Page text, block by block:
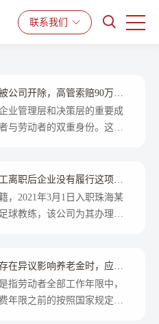
解决方案 资源中心
联系我们
公司开除，高管索赔90万！
业管理层和决策层的重要成
与劳动者的双重身份。这意
司章程要求的不同于一般员
忠诚义务。
离职后企业没有履行这项义
偿风险
，2021年3月1日入职珠海某
球教练，该公司为其办理了
许可证，被某足球公司拒
劳动仲裁，法律会支持吗？
在异议影响养老金时，应当
指劳动者全部工作年限中，
年限之前的按照国家规定计